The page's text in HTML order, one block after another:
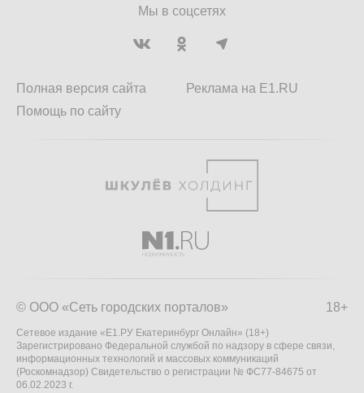
Мы в соцсетях
Полная версия сайта
Помощь по сайту
Реклама на E1.RU
18+
© ООО «Сеть городских порталов»
Сетевое издание «Е1.РУ Екатеринбург Онлайн» (18+)
Зарегистрировано Федеральной службой по надзору в сфере связи,
информационных технологий и массовых коммуникаций
(Роскомнадзор) Свидетельство о регистрации № ФС77-84675 от
06.02.2023 г.